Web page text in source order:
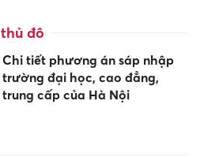
đô
Chi tiết phương án sáp nhập
trường đại học, cao đẳng,
trung cấp của Hà Nội